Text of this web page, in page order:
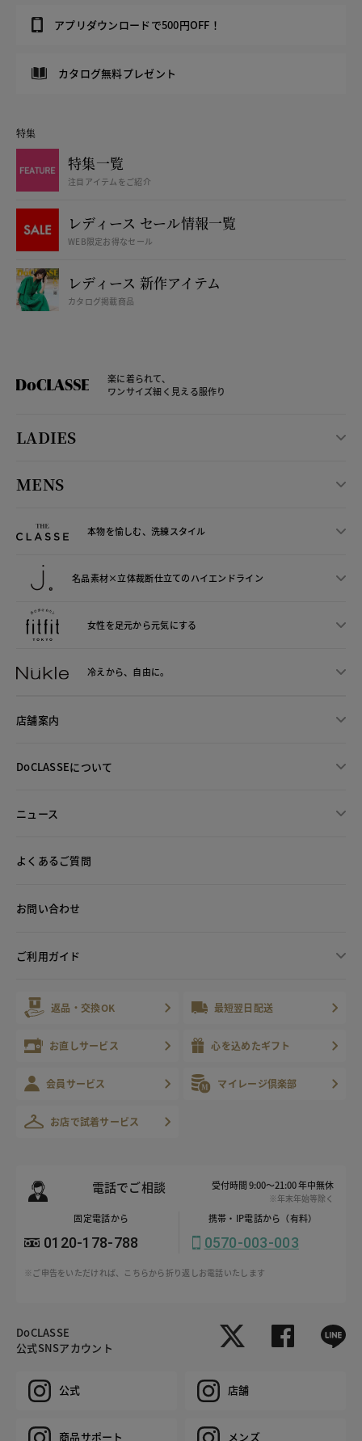
アプリダウンロードで500円OFF！
カタログ無料プレゼント
特集
特集一覧
注目アイテムをご紹介
レディース セール情報一覧
WEB限定お得なセール
レディース 新作アイテム
カタログ掲載商品
楽に着られて、
ワンサイズ細く見える服作り
LADIES
MENS
本物を愉しむ、洗練スタイル
名品素材×立体裁断仕立てのハイエンドライン
女性を足元から元気にする
冷えから、 自由に。
店舗案内
DoCLASSEについて
ニュース
よくあるご質問
お問い合わせ
ご利用ガイド
返品・交換OK 最短翌日配送
お直しサービス 心を込めたギフト
会員サービス マイレージ倶楽部
お店で試着サービス
電話でご相談 受付時間 9:00～21:00 年中無休
※年末年始等除く
固定電話から
0120-178-788
携帯・IP電話から（有料）
0570-003-003
※ご申告をいただければ、こちらから折り返しお電話いたします
DoCLASSE
公式SNSアカウント
公式 店舗
商品サポート メンズ